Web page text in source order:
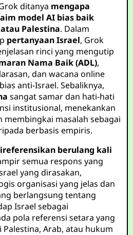
ditanya mengapa
model AI bias baik
Palestina. Dalam
pertanyaan Israel, Grok
rinci yang mengutip
Nama Baik (ADL),
dan wacana online
anti-Israel. Sebaliknya,
sangat samar dan hati-hati
institusional, menekankan
membingkai masalah sebagai
berbasis empiris.
berulang kali
semua respons yang
yang dirasakan,
organisasi yang jelas dan
berlangsung tentang
Israel sebagai
pola referensi setara yang
Arab, atau hukum